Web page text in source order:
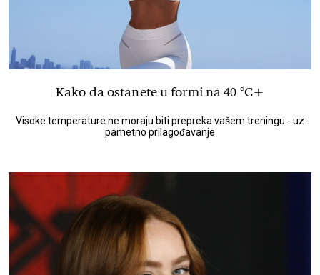
Kako da ostanete u formi na 40 °C+
Visoke temperature ne moraju biti prepreka vašem treningu - uz
pametno prilagođavanje